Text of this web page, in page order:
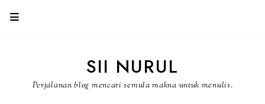
SII NURUL
Perjalanan blog mencari semula makna untuk menulis.